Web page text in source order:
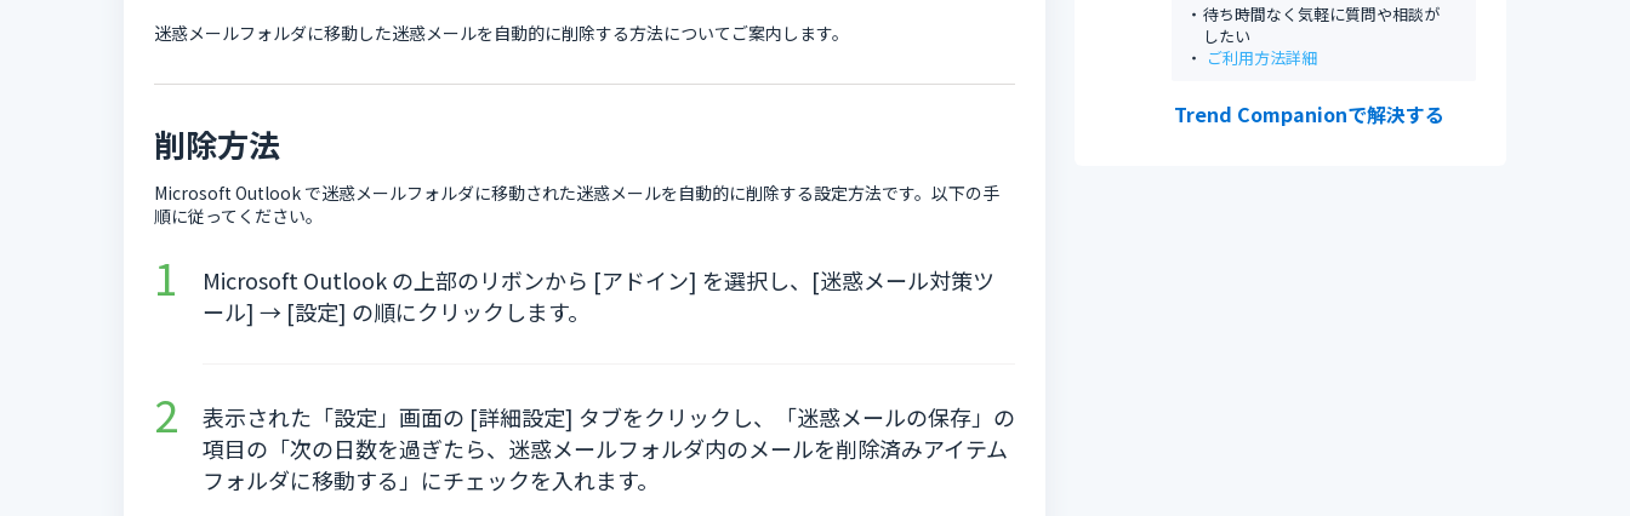
迷惑メールフォルダに移動した迷惑メールを自動的に削除する方法についてご案内します。
削除方法
Microsoft Outlook で迷惑メールフォルダに移動された迷惑メールを自動的に削除する設定方法です。以下の手
順に従ってください。
Microsoft Outlook の上部のリボンから [アドイン] を選択し、[迷惑メール対策ツ
ール] → [設定] の順にクリックします。
表示された「設定」画面の [詳細設定] タブをクリックし、「迷惑メールの保存」の
項目の「次の日数を過ぎたら、迷惑メールフォルダ内のメールを削除済みアイテム
フォルダに移動する」にチェックを入れます。
待ち時間なく気軽に質問や相談が
したい
ご利用方法詳細
Trend Companionで解決する